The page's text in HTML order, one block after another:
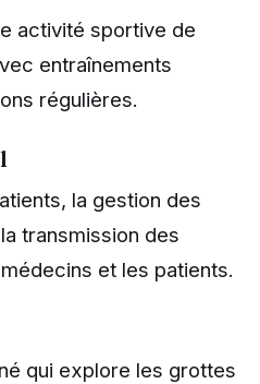
activité sportive de
entraînements
régulières.
la gestion des
transmission des
et les patients.
qui explore les grottes